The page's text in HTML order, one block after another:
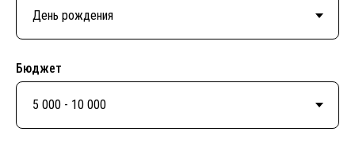
Бюджет